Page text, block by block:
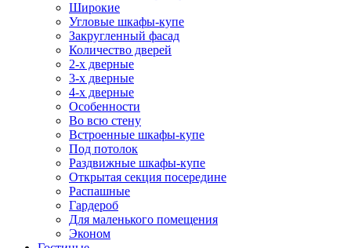
Широкие
Угловые шкафы-купе
Закругленный фасад
Количество дверей
2-х дверные
3-х дверные
4-х дверные
Особенности
Во всю стену
Встроенные шкафы-купе
Под потолок
Раздвижные шкафы-купе
Открытая секция посередине
Распашные
Гардероб
Для маленького помещения
Эконом